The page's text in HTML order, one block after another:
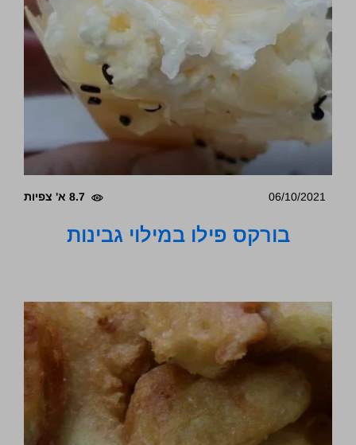
06/10/2021 8.7 א' צפיות
בורקס פילו במילוי גבינות